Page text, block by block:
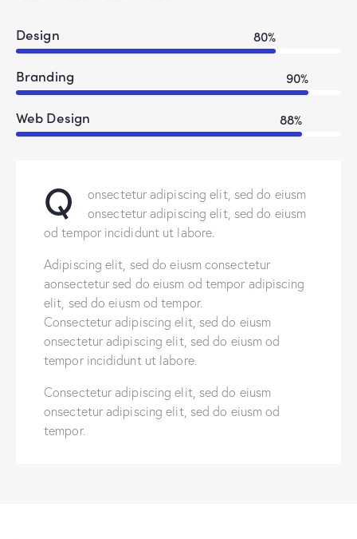
Design 80%
Branding 90%
Web Design 88%
Q
onsectetur adipiscing elit, sed do eiusm
onsectetur adipiscing elit, sed do eiusm
od tempor incididunt ut labore.
Adipiscing elit, sed do eiusm consectetur
aonsectetur sed do eiusm od tempor adipiscing
elit, sed do eiusm od tempor.
Consectetur adipiscing elit, sed do eiusm
onsectetur adipiscing elit, sed do eiusm od
tempor incididunt ut labore.
Consectetur adipiscing elit, sed do eiusm
onsectetur adipiscing elit, sed do eiusm od
tempor.